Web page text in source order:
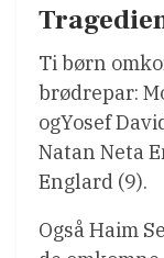
Ti børn
brødrepar:
ogYosef
Natan Neta
Englard (9).
Også Haim